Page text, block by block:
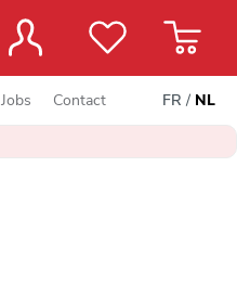
Jobs Contact FR / NL